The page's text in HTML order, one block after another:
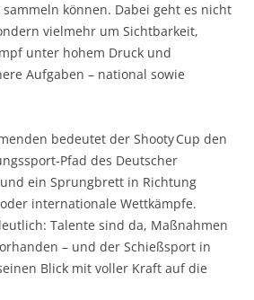
können. Dabei geht es nicht
vielmehr um Sichtbarkeit,
unter hohem Druck und
Aufgaben – national sowie
bedeutet der Shooty Cup den
des Deutscher
ein Sprungbrett in Richtung
internationale Wettkämpfe.
Talente sind da, Maßnahmen
– und der Schießsport in
Blick mit voller Kraft auf die